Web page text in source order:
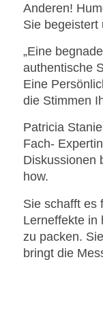
Anderen!
Sie begeistert
„Eine
authentische
Eine
die Stimmen
Patricia
Fach-
Diskussionen
how.
Sie schafft es
Lerneffekte in
zu packen.
bringt die